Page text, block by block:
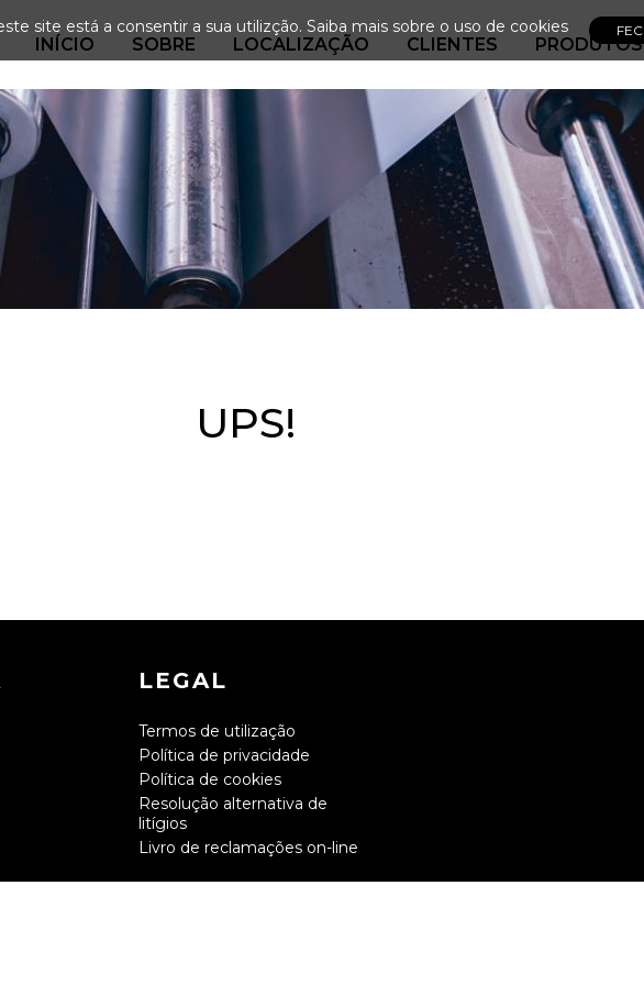
INÍCIO SOBRE LOCALIZAÇÃO CLIENTES PRODUTOS
UPS!
LEGAL
Termos de utilização
Política de privacidade
Política de cookies
Resolução alternativa de
litígios
Livro de reclamações on-line
site está a consentir a sua utilizção. Saiba mais sobre o uso de cookies